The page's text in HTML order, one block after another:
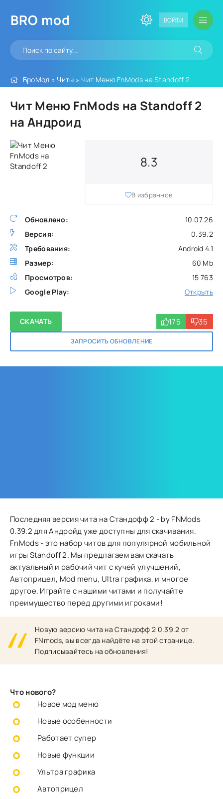
BRO mod ВОЙТИ
БроМод » Читы » Чит Меню FnMods на Standoff 2
Чит Меню FnMods на Standoff 2
на Андроид
Обновлено:
10.07.26
Версия:
0.39.2
Требования:
Android 4.1
Размер:
60 Mb
Просмотров:
15 763
Google Play:
Открыть
8.3
В избранное
СКАЧАТЬ
ЗАПРОСИТЬ ОБНОВЛЕНИЕ
175 35
Последняя версия чита на Стандофф 2 - by FNMods
0.39.2 для Андройд уже доступны для скачивания.
FnMods - это набор читов для популярной мобильной
игры Standoff 2. Мы предлагаем вам скачать
актуальный и рабочий чит с кучей улучшений,
Автоприцел, Mod menu, Ultra графика, и многое
другое. Играйте с нашими читами и получайте
преимущество перед другими игроками!
Новую версию чита на Стандофф 2 0.39.2 от
FNmods, вы всегда найдёте на этой странице.
Подписывайтесь на обновления!
Что нового?
Новое мод меню
Новые особенности
Работает супер
Новые функции
Ультра графика
Автоприцел